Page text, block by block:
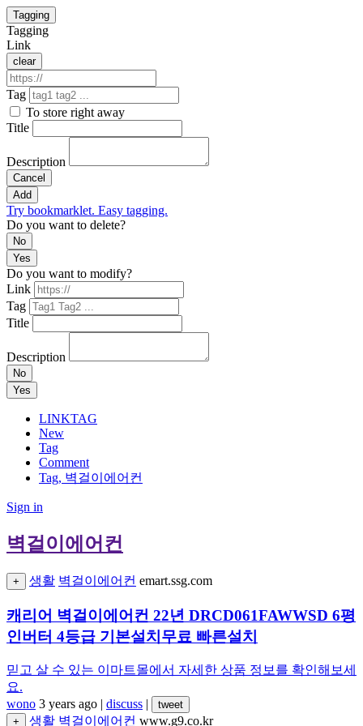
Tagging
Tagging
Link
clear
Tag
To store right away
Title
Description
Cancel
Add
Try bookmarklet. Easy tagging.
Do you want to delete?
No
Yes
Do you want to modify?
Link
Tag
Title
Description
No
Yes
LINKTAG
New
Tag
Comment
Tag, 벽걸이에어컨
Sign in
벽걸이에어컨
+ 생활 벽걸이에어컨 emart.ssg.com
캐리어 벽걸이에어컨 22년 DRCD061FAWWSD 6평
인버터 4등급 기본설치무료 빠른설치
믿고 살 수 있는 이마트몰에서 자세한 상품 정보를 확인해보세
요.
wono 3 years ago | discuss |
tweet
+
생활 벽걸이에어컨 www.g9.co.kr